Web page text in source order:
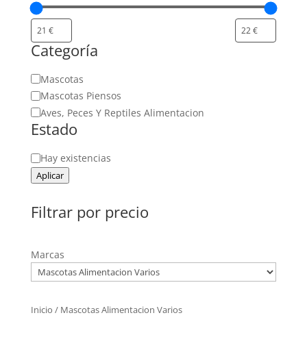
Categoría
Categoría
Mascotas
Mascotas Piensos
Aves, Peces Y Reptiles Alimentacion
Estado
Estado
Hay existencias
Aplicar
Filtrar por precio
Marcas
Inicio / Mascotas Alimentacion Varios